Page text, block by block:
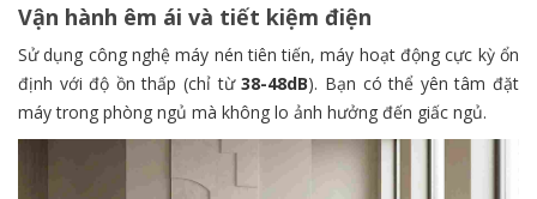
Vận hành êm ái và tiết kiệm điện
Sử dụng công nghệ máy nén tiên tiến, máy hoạt động cực kỳ ổn
định với độ ồn thấp (chỉ từ38-48dB). Bạn có thể yên tâm đặt
máy trong phòng ngủ mà không lo ảnh hưởng đến giấc ngủ.